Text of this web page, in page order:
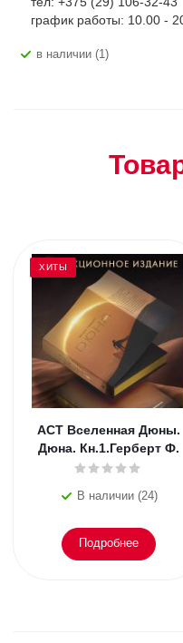
график работы: 10.00 -
В наличии (1)
ХИТЫ
АСТ Вселенная Дюны.
Дюна. Кн.1.Герберт Ф.
В наличии (24)
Подробнее